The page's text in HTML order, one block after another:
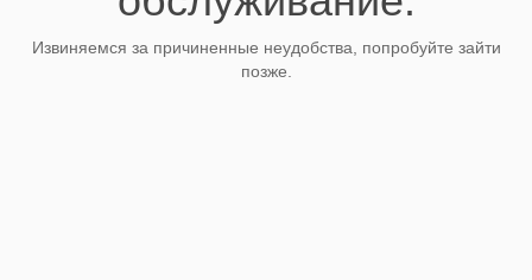
Извиняемся за причиненные неудобства, попробуйте зайти
позже.